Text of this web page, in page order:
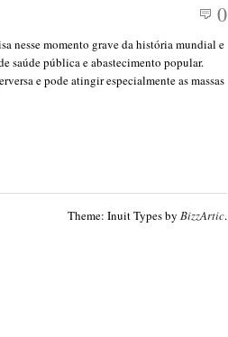
0
nesse momento grave da história mundial e
saúde pública e abastecimento popular.
e pode atingir especialmente as massas
Theme: Inuit Types by BizzArtic.